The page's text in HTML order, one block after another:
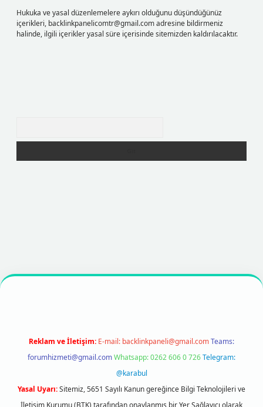
Hukuka ve yasal düzenlemelere aykırı olduğunu düşündüğünüz
içerikleri, backlinkpanelicomtr@gmail.comadresine bildirmeniz
halinde, ilgili içerikler yasal süre içerisinde sitemizden kaldırılacaktır.
https://betexpergir.net/
Reklam ve İletişim: E-mail: backlinkpaneli@gmail.comTeams:
forumhizmeti@gmail.comWhatsapp: 0262 606 0 726Telegram:
@karabul
Yasal Uyarı:Sitemiz, 5651 Sayılı Kanun gereğince Bilgi Teknolojileri ve
İletişim Kurumu (BTK) tarafından onaylanmış bir Yer Sağlayıcı olarak